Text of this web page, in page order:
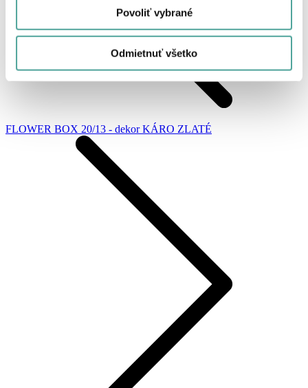
Povoliť vybrané
Odmietnuť všetko
FLOWER BOX 20/13 - dekor KÁRO ZLATÉ